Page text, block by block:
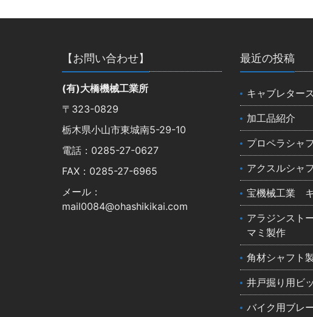
【お問い合わせ】
(有)大橋機械工業所
〒323-0829
栃木県小山市東城南5-29-10
電話：0285-27-0627
FAX：0285-27-6965
メール：
mail0084@ohashikikai.com
最近の投稿
キャブレター
加工品紹介
プロペラシャ
アクスルシャ
宝機械工業
アラジンスト
マミ製作
角材シャフト
井戸掘り用ビ
バイク用ブレ